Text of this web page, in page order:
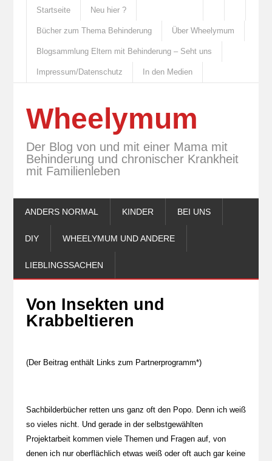
Startseite Neu hier ?
Bücher zum Thema Behinderung Über Wheelymum
Blogsammlung Eltern mit Behinderung – Seht uns
Impressum/Datenschutz In den Medien
Wheelymum
Der Blog von und mit einer Mama mit
Behinderung und chronischer Krankheit
mit Familienleben
ANDERS NORMAL KINDER BEI UNS
DIY WHEELYMUM UND ANDERE
LIEBLINGSSACHEN
Von Insekten und
Krabbeltieren
(Der Beitrag enthält Links zum Partnerprogramm*)
Sachbilderbücher retten uns ganz oft den Popo. Denn ich weiß
so vieles nicht. Und gerade in der selbstgewählten
Projektarbeit kommen viele Themen und Fragen auf, von
denen ich nur oberflächlich etwas weiß oder oft auch gar keine